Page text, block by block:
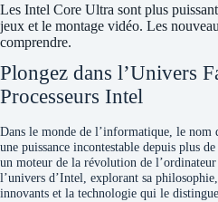
Les Intel Core Ultra sont plus
jeux et le montage vidéo. Les
comprendre.
Plongez dans l’Univers
Processeurs Intel​
Dans le monde de l’informatique, le nom
une puissance incontestable depuis plus
un moteur de la révolution de
l’univers d’Intel, explorant sa
innovants et la technologie qui le